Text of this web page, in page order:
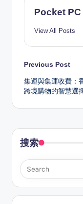
Pocket PC
View All Posts
Post
Previous Post
集運與集運收費：
跨境購物的智慧選
搜索